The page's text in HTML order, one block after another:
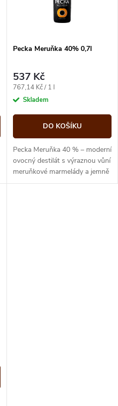
Pecka Meruňka 40% 0,7l
537 Kč
Měrná
cena:
767,14 Kč / 1 l
Skladem
DO KOŠÍKU
Pecka Meruňka 40 % – moderní
ovocný destilát s výraznou vůní
meruňkové marmelády a jemně
sladkou, krásně pitelnou chutí.